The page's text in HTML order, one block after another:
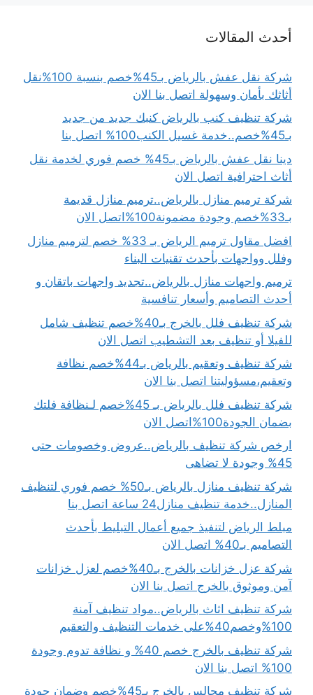
أحدث المقالات
شركة نقل عفش بالرياض بـ45%خصم بنسبة 100%نقل
أثاثك بأمان وسهولة اتصل بنا الان
شركة تنظيف كنب بالرياض كنبك جديد من جديد
بـ45%خصم..خدمة غسيل الكنب100% اتصل بنا
دينا نقل عفش بالرياض بـ45% خصم فوري لخدمة نقل
أثاث احترافية اتصل الان
شركة ترميم منازل بالرياض..ترميم منازل قديمة
بـ33%خصم وجودة مضمونة100%اتصل الان
افضل مقاول ترميم الرياض بـ 33% خصم لترميم منازل
وفلل وواجهات بأحدث تقنيات البناء
ترميم واجهات منازل بالرياض..تجديد واجهات باتقان و
أحدث التصاميم وأسعار تنافسية
شركة تنظيف فلل بالخرج بـ40%خصم تنظيف شامل
للفيلا أو تنظيف بعد التشطيب اتصل الان
شركة تنظيف وتعقيم بالرياض بـ44%خصم نظافة
وتعقيم،مسؤوليتنا اتصل بنا الان
شركة تنظيف فلل بالرياض بـ 45%خصم لـنظافة فلتك
بضمان الجودة100%اتصل الان
ارخص شركة تنظيف بالرياض..عروض وخصومات حتى
45% وجودة لا تضاهى
شركة تنظيف منازل بالرياض بـ50% خصم فوري لتنظيف
المنازل..خدمة تنظيف منازل24 ساعة اتصل بنا
مبلط الرياض لتنفيذ جميع أعمال التبليط بأحدث
التصاميم بـ40% اتصل الان
شركة عزل خزانات بالخرج بـ40%خصم لعزل خزانات
آمن وموثوق بالخرج اتصل بنا الان
شركة تنظيف اثاث بالرياض..مواد تنظيف آمنة
100%وخصم40%على خدمات التنظيف والتعقيم
شركة تنظيف بالخرج خصم 40% و نظافة تدوم وجودة
100% اتصل بنا الان
شركة تنظيف مجالس بالخرج بـ45%خصم وضمان جودة